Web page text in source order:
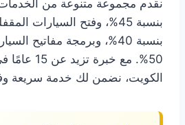
نقدم مجموعة متنوعة من
بنسبة 45%، وفتح السيارات
بنسبة 40%، وبرمجة مفاتيح
50%. مع
الكويت، نضمن لك خدمة سريعة